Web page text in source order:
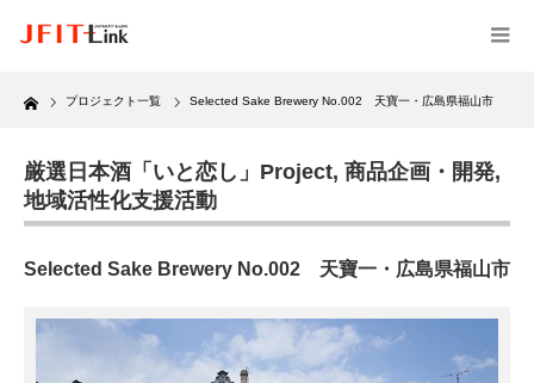
Home プロジェクト一覧 Selected Sake Brewery No.002 天寶一・広島県福山市
厳選日本酒「いと恋し」Project, 商品企画・開発,
地域活性化支援活動
Selected Sake Brewery No.002 天寶一・広島県福山市